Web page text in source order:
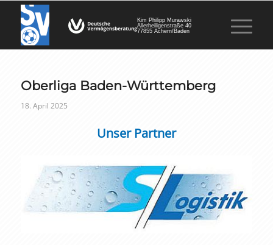
Kim Philipp Murawski
Allerheiligenstraße 40
77855 Achern/Baden
Oberliga Baden-Württemberg
18. April 2025
Unser Partner